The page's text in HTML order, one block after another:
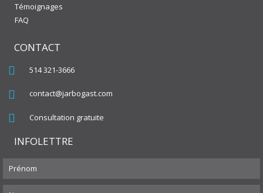
Témoignages
FAQ
CONTACT
514 321-3666
contact@jarbogast.com
Consultation gratuite
INFOLETTRE